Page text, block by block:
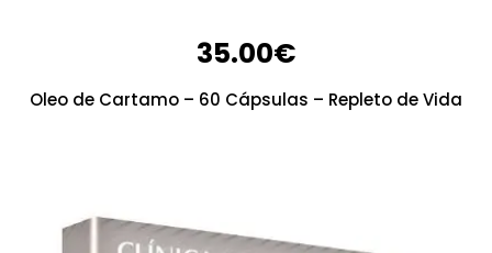
35.00€
Oleo de Cartamo – 60 Cápsulas – Repleto de Vida